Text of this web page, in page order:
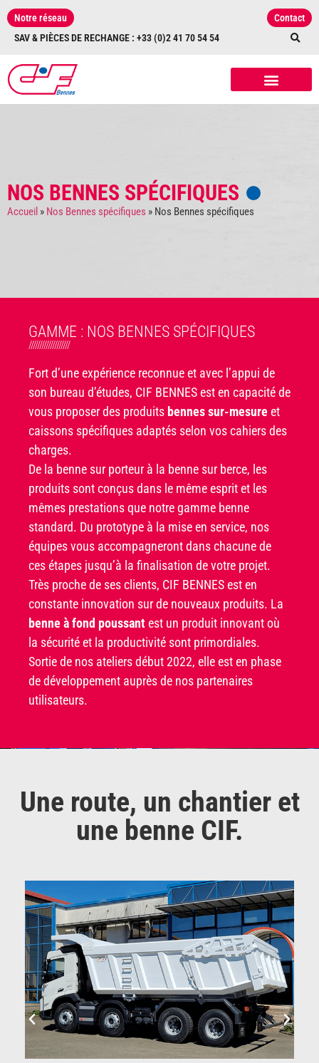
Notre réseau
Contact
SAV & PIÈCES DE RECHANGE : +33 (0)2 41 70 54 54
NOS BENNES SPÉCIFIQUES
Accueil » Nos Bennes spécifiques » Nos Bennes spécifiques
GAMME : NOS BENNES SPÉCIFIQUES
///////////////////
Fort d’une expérience reconnue et avec l’appui de
son bureau d’études, CIF BENNES est en capacité de
vous proposer des produits bennes sur-mesureet
caissons spécifiques adaptés selon vos cahiers des
charges.
De la benne sur porteur à la benne sur berce, les
produits sont conçus dans le même esprit et les
mêmes prestations que notre gamme benne
standard. Du prototype à la mise en service, nos
équipes vous accompagneront dans chacune de
ces étapes jusqu’à la finalisation de votre projet.
Très proche de ses clients, CIF BENNES est en
constante innovation sur de nouveaux produits. La
benne à fond poussantest un produit innovant où
la sécurité et la productivité sont primordiales.
Sortie de nos ateliers début 2022, elle est en phase
de développement auprès de nos partenaires
utilisateurs.
Une route, un chantier et
une benne CIF.